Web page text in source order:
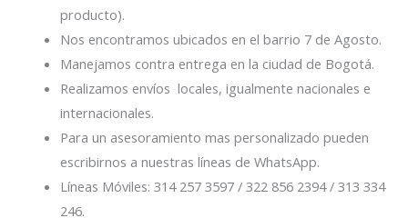
producto).
Nos encontramos ubicados en el barrio 7 de Agosto.
Manejamos contra entrega en la ciudad de Bogotá.
Realizamos envíos locales, igualmente nacionales e
internacionales.
Para un asesoramiento mas personalizado pueden
escribirnos a nuestras líneas de WhatsApp.
Líneas Móviles: 314 257 3597 / 322 856 2394 / 313 334
246.